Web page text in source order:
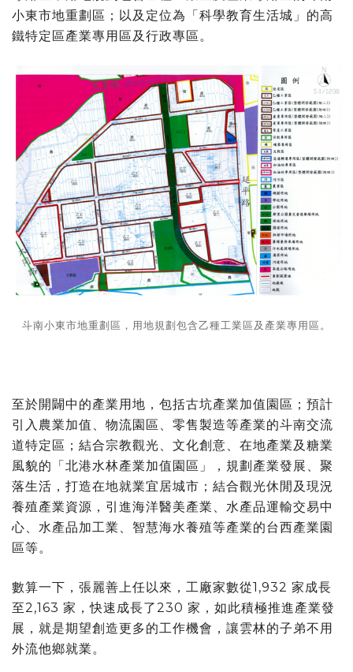
小東市地重劃區；以及定位為「科學教育生活城」的高
鐵特定區產業專用區及行政專區。
斗南小東市地重劃區，用地規劃包含乙種工業區及產業專用區。
至於開闢中的產業用地，包括古坑產業加值園區；預計
引入農業加值、物流園區、零售製造等產業的斗南交流
道特定區；結合宗教觀光、文化創意、在地產業及糖業
風貌的「北港水林產業加值園區」，規劃產業發展、聚
落生活，打造在地就業宜居城市；結合觀光休閒及現況
養殖產業資源，引進海洋醫美產業、水產品運輸交易中
心、水產品加工業、智慧海水養殖等產業的台西產業園
區等。
數算一下，張麗善上任以來，工廠家數從1,932 家成長
至2,163 家，快速成長了230 家，如此積極推進產業發
展，就是期望創造更多的工作機會，讓雲林的子弟不用
外流他鄉就業。